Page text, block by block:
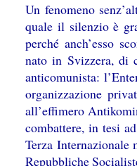
Un fenomeno
quale il silenzio è
perché anch’esso
nato in Svizzera, di
anticomunista:
organizzazione
all’effimero
combattere, in tesi
Terza Internazionale
Repubbliche